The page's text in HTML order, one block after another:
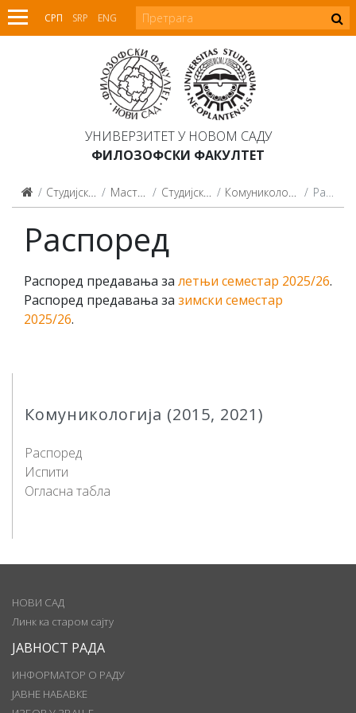
СРП SRP ENG
УНИВЕРЗИТЕТ У НОВОМ САДУ
ФИЛОЗОФСКИ ФАКУЛТЕТ
Студијски програми Мастер студије Студијски програми Комуникологија (2015, 2021) Распоред
Комуникологија (2015, 2021)
Распоред
Испити
Огласна табла
Распоред
Распоред предавања за летњи семестар 2025/26.
Распоред предавања за зимски семестар
2025/26.
НОВИ САД
Линк ка старом сајту
ЈАВНОСТ РАДА
ИНФОРМАТОР О РАДУ
ЈАВНЕ НАБАВКЕ